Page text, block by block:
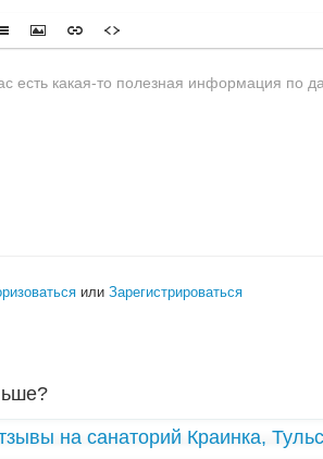
или Зарегистрироваться
на санаторий Краинка,